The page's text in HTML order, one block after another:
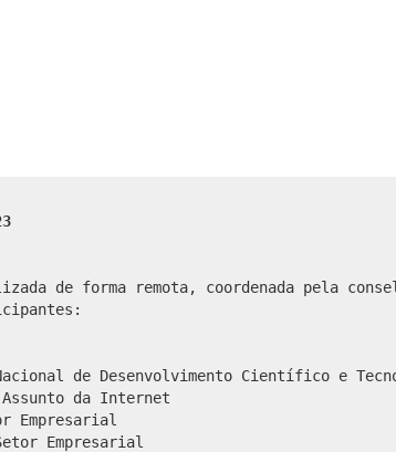
de forma remota, coordenada pela
de Desenvolvimento Científico e
da Internet
Empresarial
Empresarial